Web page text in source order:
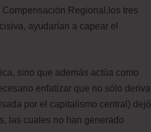
Regional,los tres
ayudarían a capear el
sino que además actúa como
enfatizar que no sólo deriva
por el capitalismo central) dejó
las cuales no han generado